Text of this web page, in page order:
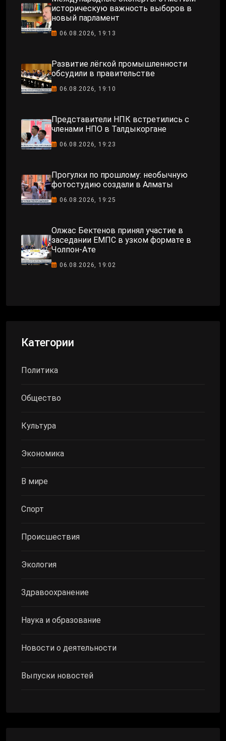
историческую важность выборов в
новый парламент
06.08.2026, 19:13
Развитие лёгкой промышленности
обсудили в правительстве
06.08.2026, 19:10
Представители НПК встретились с
членами НПО в Талдыкоргане
06.08.2026, 19:23
Прогулки по прошлому: необычную
фотостудию создали в Алматы
06.08.2026, 19:25
Олжас Бектенов принял участие в
заседании ЕМПС в узком формате в
Чолпон-Ате
06.08.2026, 19:02
Категории
Политика
Общество
Культура
Экономика
В мире
Спорт
Происшествия
Экология
Здравоохранение
Наука и образование
Новости о деятельности
Выпуски новостей